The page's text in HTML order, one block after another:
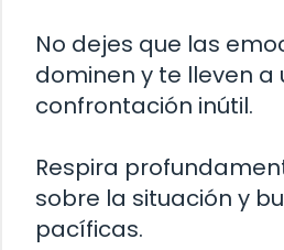
No dejes que las
dominen y te lleven a
confrontación inútil.
Respira
sobre la situación y
pacíficas.